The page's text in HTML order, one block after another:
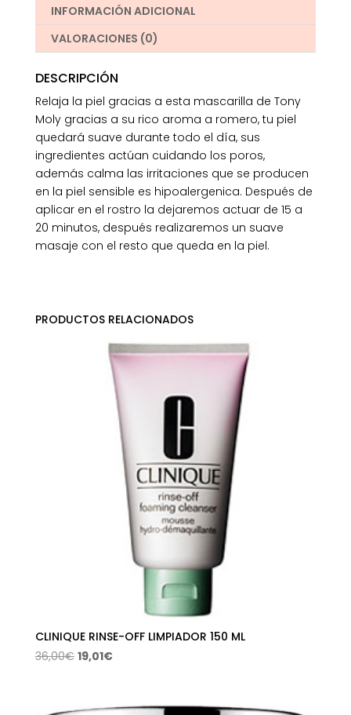
INFORMACIÓN ADICIONAL
VALORACIONES (0)
DESCRIPCIÓN
Relaja la piel gracias a esta mascarilla de Tony
Moly gracias a su rico aroma a romero, tu piel
quedará suave durante todo el día, sus
ingredientes actúan cuidando los poros,
además calma las irritaciones que se producen
en la piel sensible es hipoalergenica. Después de
aplicar en el rostro la dejaremos actuar de 15 a
20 minutos, después realizaremos un suave
masaje con el resto que queda en la piel.
PRODUCTOS RELACIONADOS
CLINIQUE RINSE-OFF LIMPIADOR 150 ML
36,00€ El
era:
19,01€El
es: